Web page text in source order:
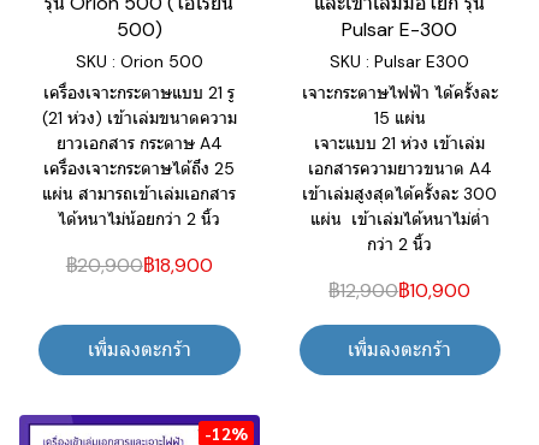
500)
SKU : Orion 500
เครื่องเจาะกระดาษแบบ 21 รู
(21 ห่วง) เข้าเล่มขนาดความ
ยาวเอกสาร กระดาษ A4
เครื่องเจาะกระดาษได้ถึง 25
แผ่น สามารถเข้าเล่มเอกสาร
ได้หนาไม่น้อยกว่า 2 นิ้ว
฿20,900฿18,900
เพิ่มลงตะกร้า
Pulsar E-300
SKU : Pulsar E300
เจาะกระดาษไฟฟ้า ได้ครั้งละ
15 แผ่น
เจาะแบบ 21 ห่วง เข้าเล่ม
เอกสารความยาวขนาด A4
เข้าเล่มสูงสุดได้ครั้งละ 300
แผ่น เข้าเล่มได้หนาไม่ต่ำ
กว่า 2 นิ้ว
฿12,900฿10,900
เพิ่มลงตะกร้า
-12%